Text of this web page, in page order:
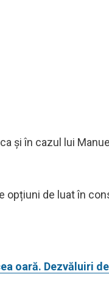
și în cazul lui
opțiuni de luat în
oară. Dezvăluiri